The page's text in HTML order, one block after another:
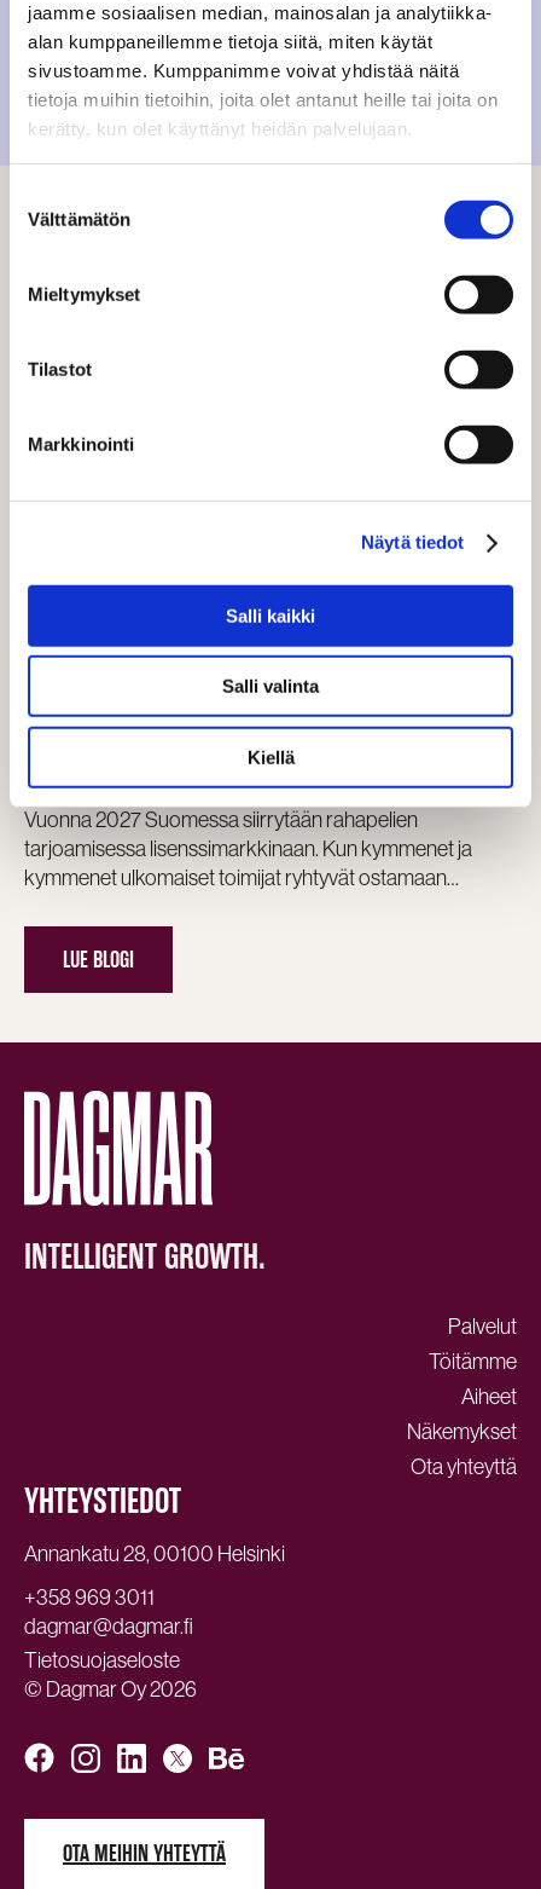
jaamme sosiaalisen median, mainosalan ja analytiikka-
alan kumppaneillemme tietoja siitä, miten käytät
sivustoamme. Kumppanimme voivat yhdistää näitä
tietoja muihin tietoihin, joita olet antanut heille tai joita on
kerätty, kun olet käyttänyt heidän palvelujaan.
valinta
Välttämätön
Mieltymykset
Tilastot
Markkinointi
Näytä tiedot
Salli kaikki
Salli valinta
Kiellä
Tomi on tuloksellisuudesta kiinnostunut, kokenut
liiketoiminnan kehittäjä. Vapaa-aikaansa hän viettää
perheen, urheilun ja kirjojen parissa.
Rahapelialan vapautuminen vaikuttaa
sinunkin markkinointiisi
Vuonna 2027 Suomessa siirrytään rahapelien
tarjoamisessa lisenssimarkkinaan. Kun kymmenet ja
kymmenet ulkomaiset toimijat ryhtyvät ostamaan…
LUE BLOGI
INTELLIGENT GROWTH.
Palvelut
Töitämme
Aiheet
Näkemykset
Ota yhteyttä
YHTEYSTIEDOT
Annankatu 28, 00100 Helsinki
+358 969 3011
dagmar@dagmar.fi
Tietosuojaseloste
© Dagmar Oy 2026
OTA MEIHIN YHTEYTTÄ